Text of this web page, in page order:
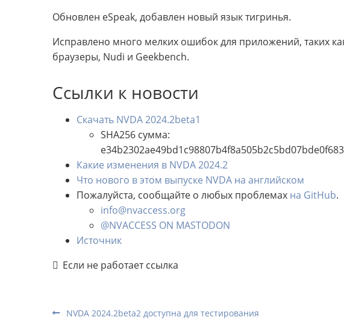
Обновлен eSpeak, добавлен новый язык тигринья.
Исправлено много мелких ошибок для приложений, таких
браузеры, Nudi и Geekbench.
Ссылки к новости
Скачать NVDA 2024.2beta1
SHA256 сумма:
Какие изменения в NVDA 2024.2
Что нового в этом выпуске NVDA на английском
Пожалуйста, сообщайте о любых проблемах на GitHub.
info@nvaccess.org
@NVACCESS ON MASTODON
Источник
Если не работает ссылка
NVDA 2024.2beta2 доступна для тестирования